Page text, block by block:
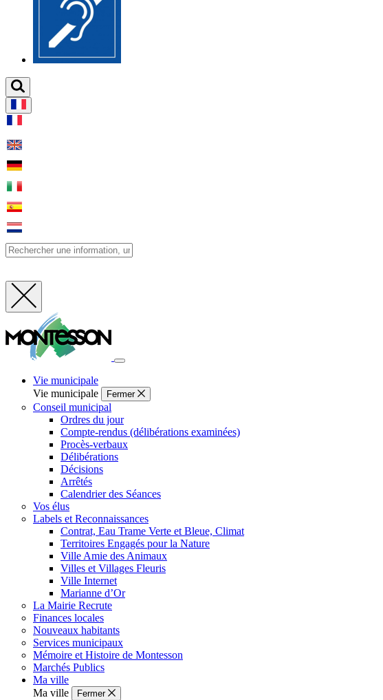
Fermer
recherche
Vie municipale
Vie municipale
Fermer
Conseil municipal
Ordres du jour
Compte-rendus (délibérations examinées)
Procès-verbaux
Délibérations
Décisions
Arrêtés
Calendrier des Séances
Vos élus
Labels et Reconnaissances
Contrat, Eau Trame Verte et Bleue, Climat
Territoires Engagés pour la Nature
Ville Amie des Animaux
Villes et Villages Fleuris
Ville Internet
Marianne d’Or
La Mairie Recrute
Finances locales
Nouveaux habitants
Services municipaux
Mémoire et Histoire de Montesson
Marchés Publics
Ma ville
Ma ville
Fermer